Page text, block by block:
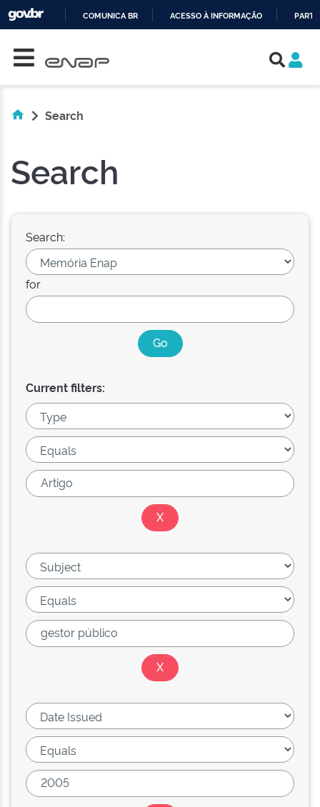
COMUNICA BR ACESSO À INFORMAÇÃO
Search
Search
Search:
for
Current filters: